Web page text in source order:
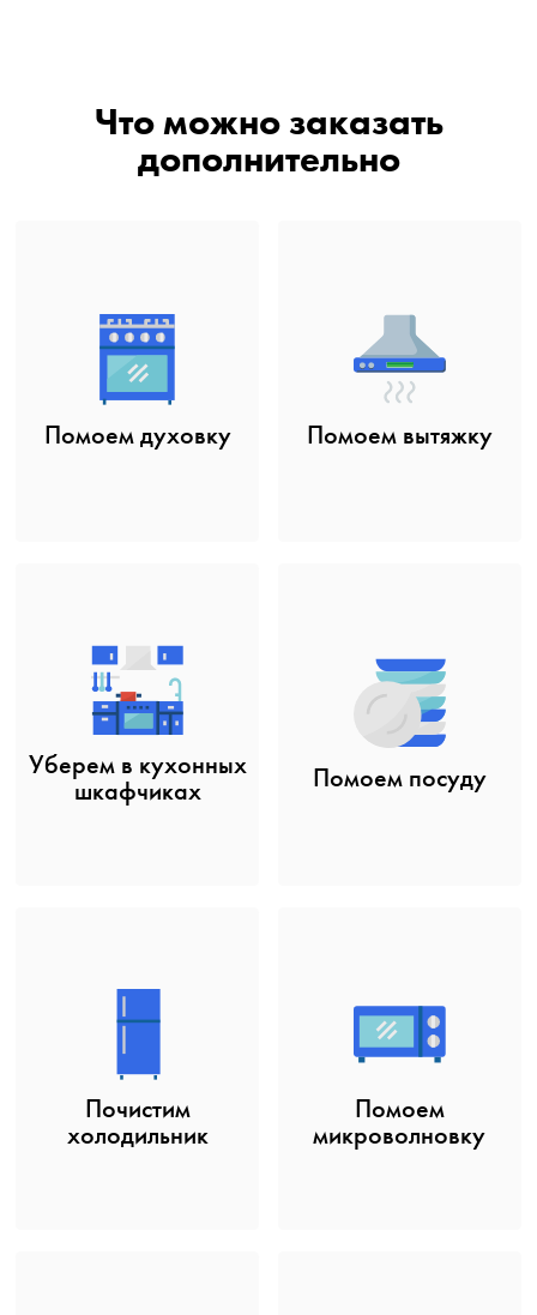
Что можно заказать
дополнительно
Помоем духовку Помоем вытяжку
Уберем в кухонных
шкафчиках
Помоем посуду
Почистим
холодильник
Помоем
микроволновку